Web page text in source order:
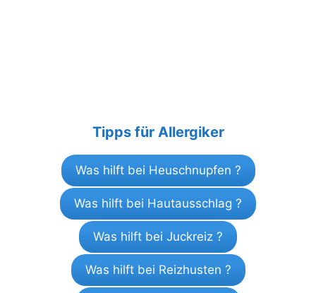
Tipps für Allergiker
Was hilft bei Heuschnupfen ?
Was hilft bei Hautausschlag ?
Was hilft bei Juckreiz ?
Was hilft bei Reizhusten ?